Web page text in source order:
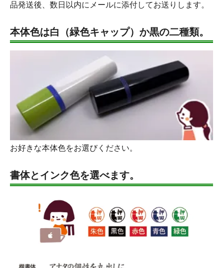
品発送後、数日以内にメールに添付してお送りします。
本体色は白（緑色キャップ）か黒の二種類。
お好きな本体色をお選びください。
書体とインク色を選べます。